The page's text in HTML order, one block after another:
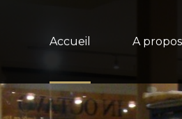
Accueil A propos